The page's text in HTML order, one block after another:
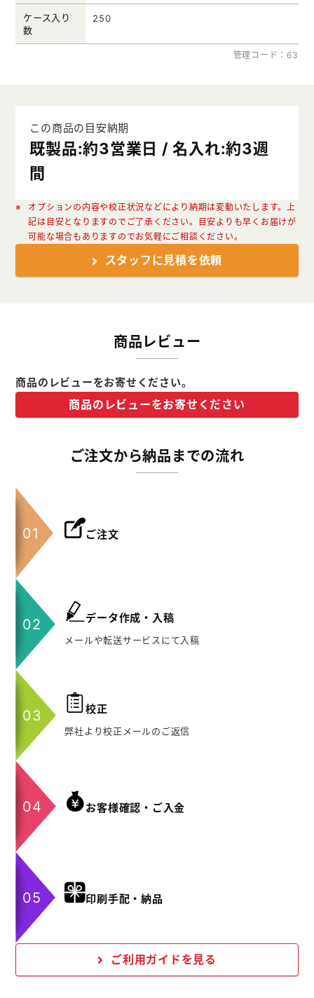
ケース入り
数
250
管理コード：63
この商品の目安納期
既製品:約3営業日 / 名入れ:約3週
間
オプションの内容や校正状況などにより納期は変動いたします。上
記は目安となりますのでご了承ください。目安よりも早くお届けが
可能な場合もありますのでお気軽にご相談ください。
スタッフに見積を依頼
商品レビュー
商品のレビューをお寄せください。
商品のレビューをお寄せください
ご注文から納品までの流れ
ご注文
データ作成・入稿
メールや転送サービスにて入稿
校正
弊社より校正メールのご返信
お客様確認・ご入金
印刷手配・納品
ご利用ガイドを見る